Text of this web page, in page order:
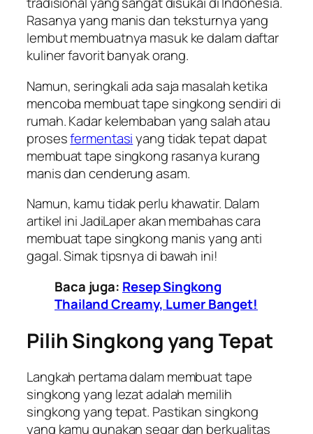
Rasanya yang manis dan teksturnya yang
lembut membuatnya masuk ke dalam daftar
kuliner favorit banyak orang.
Namun, seringkali ada saja masalah ketika
mencoba membuat tape singkong sendiri di
rumah. Kadar kelembaban yang salah atau
prosesfermentasiyang tidak tepat dapat
membuat tape singkong rasanya kurang
manis dan cenderung asam.
Namun, kamu tidak perlu khawatir. Dalam
artikel iniJadiLaperakan membahas cara
membuat tape singkong manis yang anti
gagal. Simak tipsnya di bawah ini!
Baca juga: Resep Singkong
Thailand Creamy, Lumer Banget!
Pilih Singkong yang Tepat
Langkah pertama dalam membuat tape
singkong yang lezat adalah memilih
singkong yang tepat. Pastikan singkong
yang kamu gunakan segar dan berkualitas